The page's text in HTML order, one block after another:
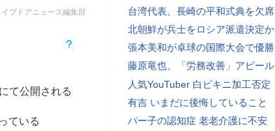
イブドアニュース編集部
て公開される
ている
台湾代表、長崎の平和式典を欠席
北朝鮮が兵士をロシア派遣決定か
張本美和が卓球の国際大会で優勝
藤原竜也、「労務改善」アピール
人気YouTuber 白ビキニ加工否定
有吉 いまだに後悔していること
パー子の認知症 老老介護に不安